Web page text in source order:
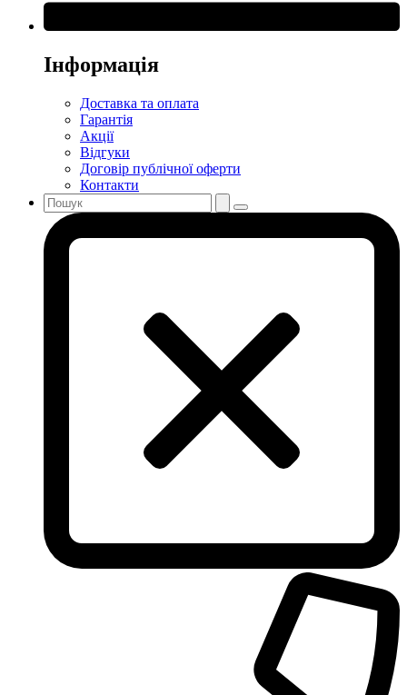
Інформація
Доставка та оплата
Гарантія
Акції
Відгуки
Договір публічної оферти
Контакти